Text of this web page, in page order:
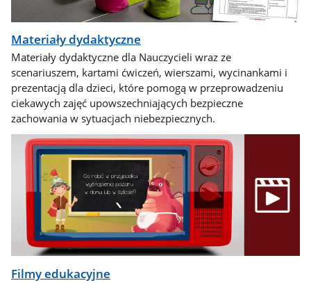
Materiały dydaktyczne
Materiały dydaktyczne dla Nauczycieli wraz ze
scenariuszem, kartami ćwiczeń, wierszami, wycinankami i
prezentacją dla dzieci, które pomogą w przeprowadzeniu
ciekawych zajęć upowszechniających bezpieczne
zachowania w sytuacjach niebezpiecznych.
Filmy edukacyjne